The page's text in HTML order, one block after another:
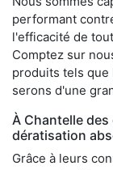
performant
l'efficacité de
Comptez sur
produits tels que
serons d'une
À Chantelle
dératisation
Grâce à leurs